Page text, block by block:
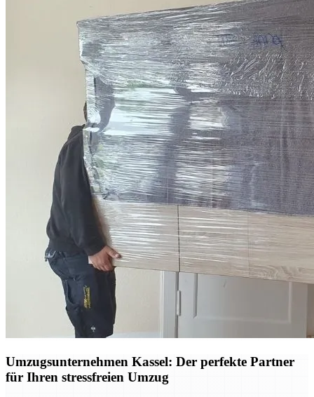
Umzugsunternehmen Kassel: Der perfekte Partner
für Ihren stressfreien Umzug